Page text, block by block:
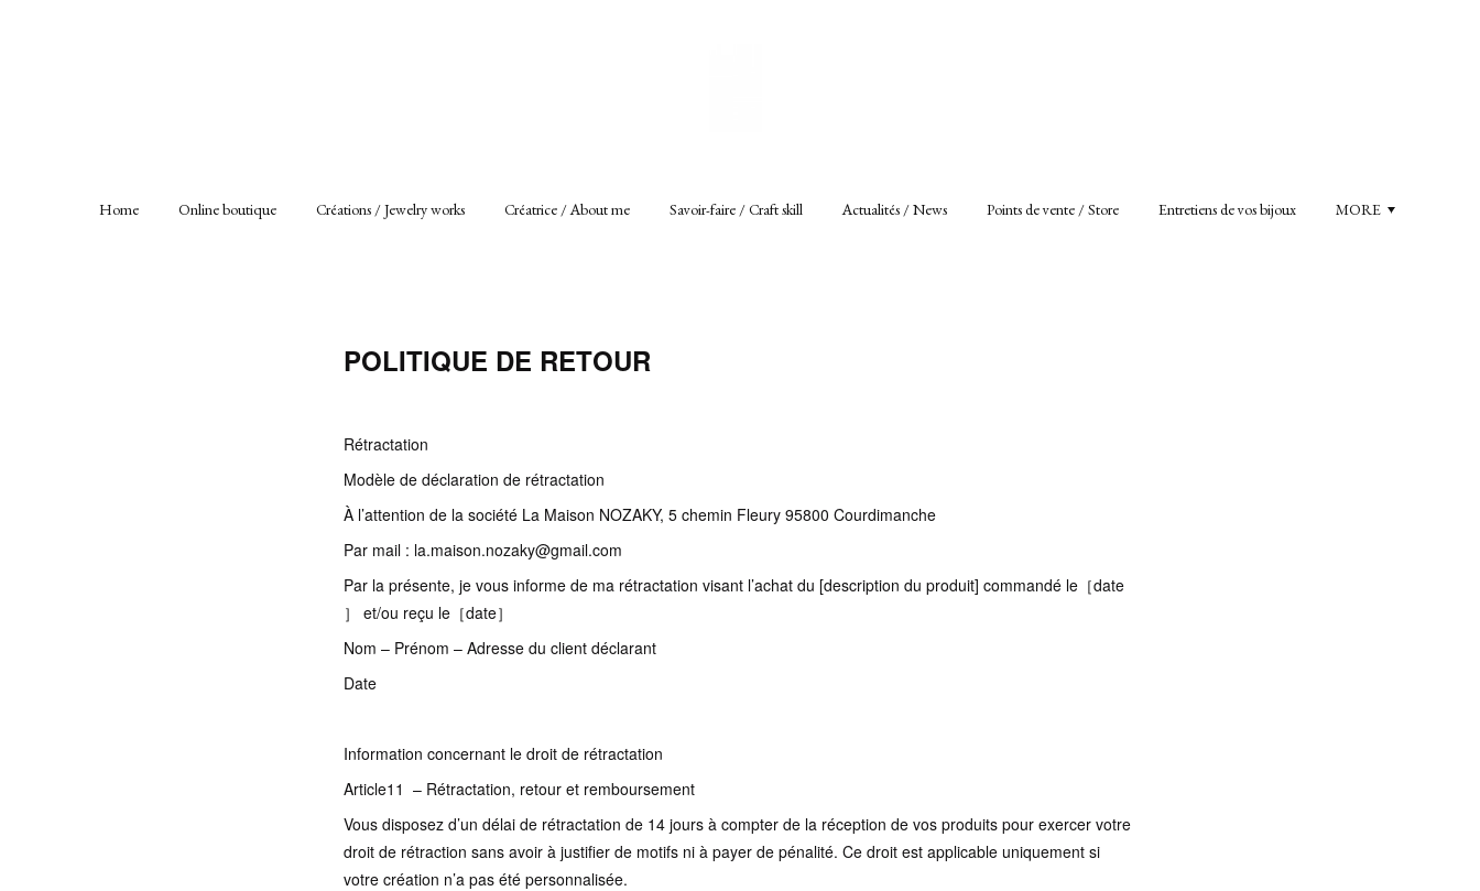
Home Online boutique Créations / Jewelry works Créatrice / About me Savoir-faire / Craft skill Actualités / News Points de vente / Store Entretiens de vos bijoux MORE
POLITIQUE DE RETOUR
Rétractation
Modèle de déclaration de rétractation
À l’attention de la société La Maison NOZAKY, 5 chemin Fleury 95800 Courdimanche
Par mail : la.maison.nozaky@gmail.com
Par la présente, je vous informe de ma rétractation visant l’achat du [description du produit] commandé le［date
］ et/ou reçu le［date］
Nom – Prénom – Adresse du client déclarant
Date
Information concernant le droit de rétractation
Article11 – Rétractation, retour et remboursement
Vous disposez d’un délai de rétractation de 14 jours à compter de la réception de vos produits pour exercer votre
droit de rétraction sans avoir à justifier de motifs ni à payer de pénalité. Ce droit est applicable uniquement si
votre création n’a pas été personnalisée.